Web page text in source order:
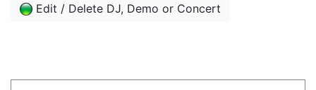
Edit / Delete DJ, Demo or Concert